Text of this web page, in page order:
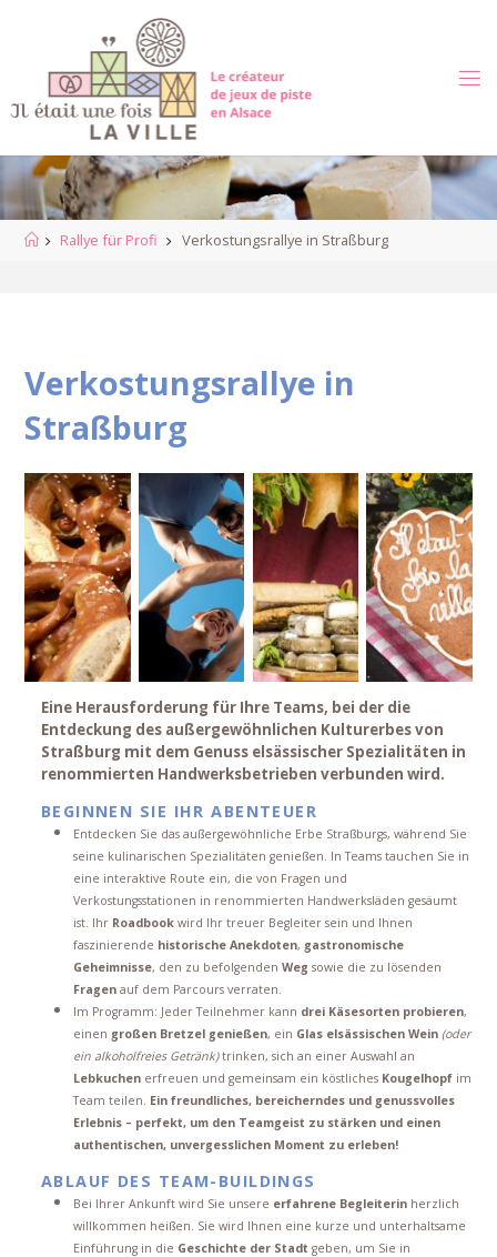
StartRallye für Profi Verkostungsrallye in Straßburg
Verkostungsrallye in
Straßburg
Eine Herausforderung für Ihre Teams, bei der die
Entdeckung des außergewöhnlichen Kulturerbes von
Straßburg mit dem Genuss elsässischer Spezialitäten in
renommierten Handwerksbetrieben verbunden wird.
BEGINNEN SIE IHR ABENTEUER
Entdecken Sie das außergewöhnliche Erbe Straßburgs, während Sie
seine kulinarischen Spezialitäten genießen. In Teams tauchen Sie in
eine interaktive Route ein, die von Fragen und
Verkostungsstationen in renommierten Handwerksläden gesäumt
ist. Ihr Roadbookwird Ihr treuer Begleiter sein und Ihnen
faszinierende historische Anekdoten, gastronomische
Geheimnisse, den zu befolgenden Weg sowie die zu lösenden
Fragenauf dem Parcours verraten.
Im Programm: Jeder Teilnehmer kann drei Käsesorten probieren,
einen großen Bretzel genießen, ein Glas elsässischen Wein (oder
ein alkoholfreies Getränk)trinken, sich an einer Auswahl an
Lebkuchenerfreuen und gemeinsam ein köstliches Kougelhopfim
Team teilen. Ein freundliches, bereicherndes und genussvolles
Erlebnis – perfekt, um den Teamgeist zu stärken und einen
authentischen, unvergesslichen Moment zu erleben!
ABLAUF DES TEAM-BUILDINGS
Bei Ihrer Ankunft wird Sie unsere erfahrene Begleiterinherzlich
willkommen heißen. Sie wird Ihnen eine kurze und unterhaltsame
Einführung in die Geschichte der Stadt geben, um Sie in